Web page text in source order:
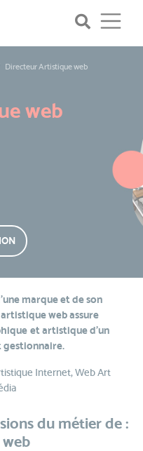
Directeur Artistique web
web
marque et de son
web assure
et artistique d’un
gestionnaire.
Internet, Web Art
du métier de :